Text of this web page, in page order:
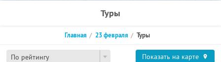
Туры
По рейтингу
Главная 23 февраля Туры
Показать на карте